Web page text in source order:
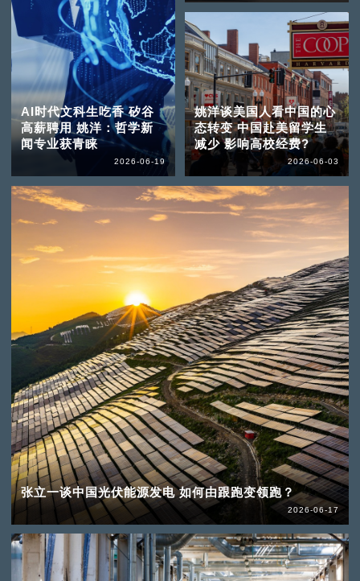
AI时代文科生吃香 矽谷
高薪聘用 姚洋：哲学新
闻专业获青睐
2026-06-19
张立一谈中国光伏能源发电 如何由跟跑变领跑？
2026-06-17
姚洋谈美国人看中国的心
态转变 中国赴美留学生
减少 影响高校经费?
2026-06-03